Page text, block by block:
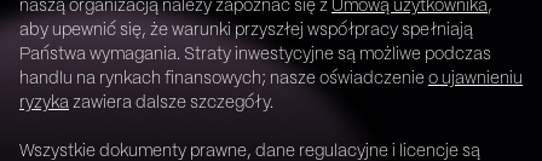
naszą organizacją należy zapoznać się z Umową użytkownika,
aby upewnić się, że warunki przyszłej współpracy spełniają
Państwa wymagania. Straty inwestycyjne są możliwe podczas
handlu na rynkach finansowych; nasze oświadczenie o ujawnieniu
ryzyka zawiera dalsze szczegóły.
Wszystkie dokumenty prawne, dane regulacyjne i licencje są